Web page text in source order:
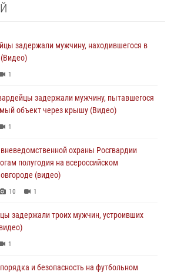
задержали мужчину, находившегося в
1
задержали мужчину, пытавшегося
объект через крышу (Видео)
1
охраны Росгвардии
полугодия на всероссийском
(видео)
10 1
задержали троих мужчин, устроивших
1
и безопасность на футбольном